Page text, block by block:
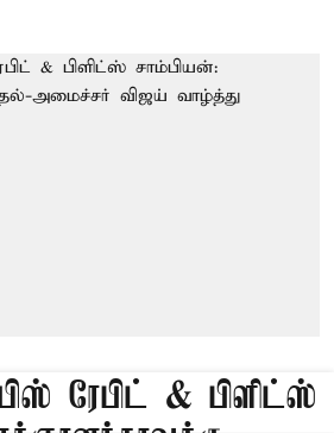
ரேபிட் & பிளிட்ஸ்